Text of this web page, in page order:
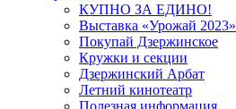
КУПНО ЗА ЕДИНО!
Выставка «Урожай 2023»
Покупай Дзержинское
Кружки и секции
Дзержинский Арбат
Летний кинотеатр
Полезная информация